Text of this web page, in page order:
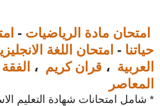
امتحان مادة الرياضيات -
حياتنا - امتحان اللغة
العربية ، قران كريم ،
المعاصر